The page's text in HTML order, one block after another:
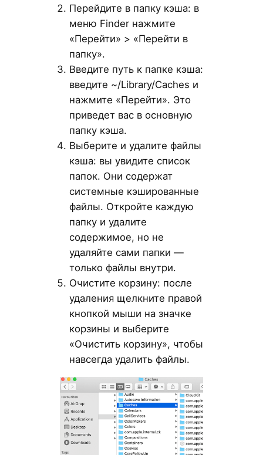
Перейдите в папку кэша: в
меню Finder нажмите
«Перейти» > «Перейти в
папку».
Введите путь к папке кэша:
введите ~/Library/Caches и
нажмите «Перейти». Это
приведет вас в основную
папку кэша.
Выберите и удалите файлы
кэша: вы увидите список
папок. Они содержат
системные кэшированные
файлы. Откройте каждую
папку и удалите
содержимое, но не
удаляйте сами папки —
только файлы внутри.
Очистите корзину: после
удаления щелкните правой
кнопкой мыши на значке
корзины и выберите
«Очистить корзину», чтобы
навсегда удалить файлы.